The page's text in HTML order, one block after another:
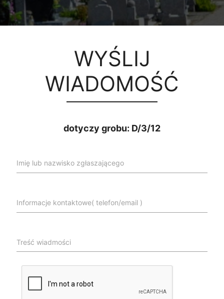
WYŚLIJ
WIADOMOŚĆ
dotyczy grobu: D/3/12
Imię lub nazwisko zgłaszającego
Informacje kontaktowe( telefon/email )
Treść wiadmości